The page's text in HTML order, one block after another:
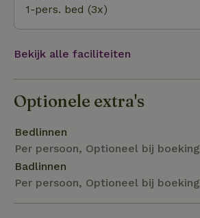
1-pers. bed (3x)
Bekijk alle faciliteiten
Optionele extra's
Bedlinnen
Per persoon, Optioneel bij boeking
Badlinnen
Per persoon, Optioneel bij boeking